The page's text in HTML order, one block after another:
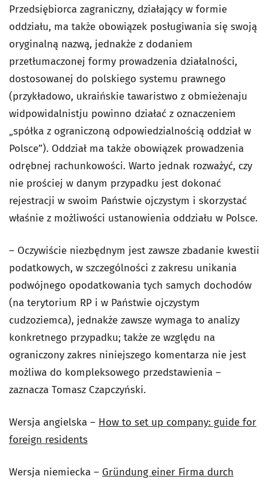
Przedsiębiorca zagraniczny, działający w formie
oddziału, ma także obowiązek posługiwania się swoją
oryginalną nazwą, jednakże z dodaniem
przetłumaczonej formy prowadzenia działalności,
dostosowanej do polskiego systemu prawnego
(przykładowo, ukraińskie tawaristwo z obmieżenaju
widpowidalnistju powinno działać z oznaczeniem
„spółka z ograniczoną odpowiedzialnością oddział w
Polsce”). Oddział ma także obowiązek prowadzenia
odrębnej rachunkowości. Warto jednak rozważyć, czy
nie prościej w danym przypadku jest dokonać
rejestracji w swoim Państwie ojczystym i skorzystać
właśnie z możliwości ustanowienia oddziału w Polsce.
– Oczywiście niezbędnym jest zawsze zbadanie kwestii
podatkowych, w szczególności z zakresu unikania
podwójnego opodatkowania tych samych dochodów
(na terytorium RP i w Państwie ojczystym
cudzoziemca), jednakże zawsze wymaga to analizy
konkretnego przypadku; także ze względu na
ograniczony zakres niniejszego komentarza nie jest
możliwa do kompleksowego przedstawienia –
zaznacza Tomasz Czapczyński.
Wersja angielska – How to set up company: guide for
foreign residents
Wersja niemiecka – Gründung einer Firma durch